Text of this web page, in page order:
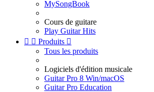
MySongBook
Cours de guitare
Play Guitar Hits
  Produits 
Tous les produits
Logiciels d'édition musicale
Guitar Pro 8 Win/macOS
Guitar Pro Education